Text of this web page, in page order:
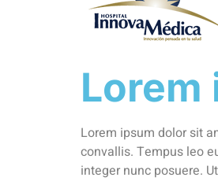
Lorem
Lorem ipsum dolor sit
convallis. Tempus leo
integer nunc posuere.